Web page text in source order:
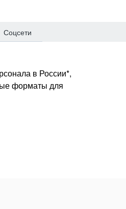
Соцсети
в России*,
форматы для